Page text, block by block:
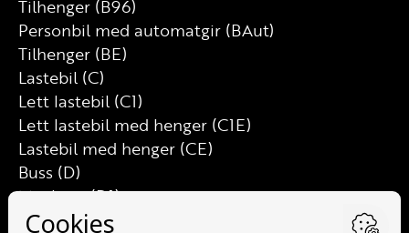
Tilhenger (B96)
Personbil med automatgir (BAut)
Tilhenger (BE)
Lastebil (C)
Lett lastebil (C1)
Lett lastebil med henger (C1E)
Lastebil med henger (CE)
Buss (D)
Minibuss (D1)
Minibuss med henger (D1E)